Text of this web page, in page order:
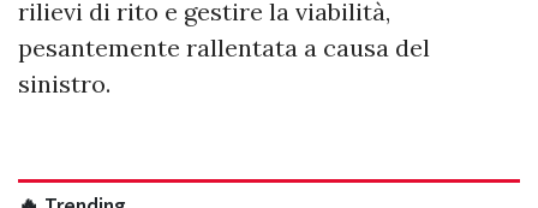
rilievi di rito e gestire la viabilità,
pesantemente rallentata a causa del
sinistro.